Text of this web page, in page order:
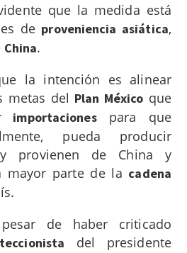
que la medida está
de proveniencia asiática,
China.
la intención es alinear
metas del Plan México que
importacionespara que
pueda producir
provienen de China y
mayor parte de la cadena
de haber criticado
del presidente